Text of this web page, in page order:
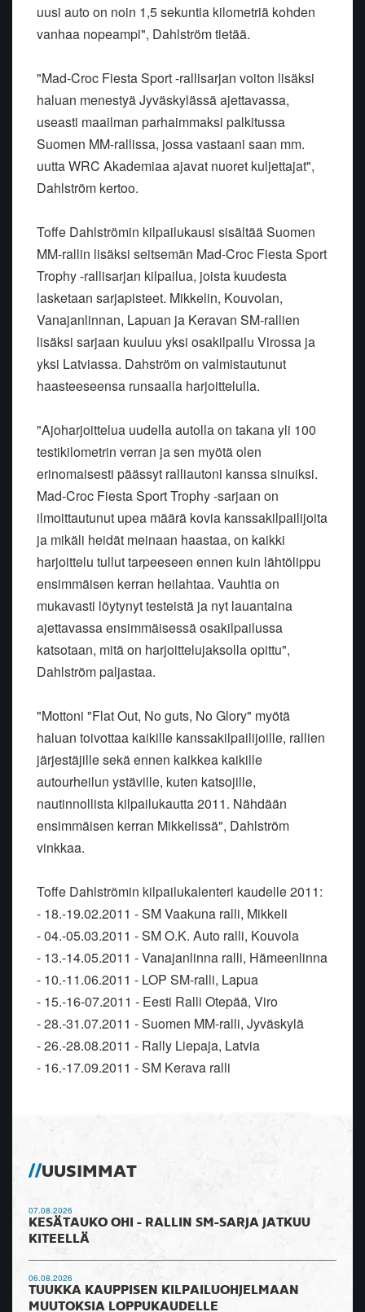
uusi auto on noin 1,5 sekuntia kilometriä kohden
vanhaa nopeampi", Dahlström tietää.
"Mad-Croc Fiesta Sport -rallisarjan voiton lisäksi
haluan menestyä Jyväskylässä ajettavassa,
useasti maailman parhaimmaksi palkitussa
Suomen MM-rallissa, jossa vastaani saan mm.
uutta WRC Akademiaa ajavat nuoret kuljettajat",
Dahlström kertoo.
Toffe Dahlströmin kilpailukausi sisältää Suomen
MM-rallin lisäksi seitsemän Mad-Croc Fiesta Sport
Trophy -rallisarjan kilpailua, joista kuudesta
lasketaan sarjapisteet. Mikkelin, Kouvolan,
Vanajanlinnan, Lapuan ja Keravan SM-rallien
lisäksi sarjaan kuuluu yksi osakilpailu Virossa ja
yksi Latviassa. Dahström on valmistautunut
haasteeseensa runsaalla harjoittelulla.
"Ajoharjoittelua uudella autolla on takana yli 100
testikilometrin verran ja sen myötä olen
erinomaisesti päässyt ralliautoni kanssa sinuiksi.
Mad-Croc Fiesta Sport Trophy -sarjaan on
ilmoittautunut upea määrä kovia kanssakilpailijoita
ja mikäli heidät meinaan haastaa, on kaikki
harjoittelu tullut tarpeeseen ennen kuin lähtölippu
ensimmäisen kerran heilahtaa. Vauhtia on
mukavasti löytynyt testeistä ja nyt lauantaina
ajettavassa ensimmäisessä osakilpailussa
katsotaan, mitä on harjoittelujaksolla opittu",
Dahlström paljastaa.
"Mottoni "Flat Out, No guts, No Glory" myötä
haluan toivottaa kaikille kanssakilpailijoille, rallien
järjestäjille sekä ennen kaikkea kaikille
autourheilun ystäville, kuten katsojille,
nautinnollista kilpailukautta 2011. Nähdään
ensimmäisen kerran Mikkelissä", Dahlström
vinkkaa.
Toffe Dahlströmin kilpailukalenteri kaudelle 2011:
- 18.-19.02.2011 - SM Vaakuna ralli, Mikkeli
- 04.-05.03.2011 - SM O.K. Auto ralli, Kouvola
- 13.-14.05.2011 - Vanajanlinna ralli, Hämeenlinna
- 10.-11.06.2011 - LOP SM-ralli, Lapua
- 15.-16-07.2011 - Eesti Ralli Otepää, Viro
- 28.-31.07.2011 - Suomen MM-ralli, Jyväskylä
- 26.-28.08.2011 - Rally Liepaja, Latvia
- 16.-17.09.2011 - SM Kerava ralli
UUSIMMAT
07.08.2026
KESÄTAUKO OHI - RALLIN SM-SARJA JATKUU
KITEELLÄ
06.08.2026
TUUKKA KAUPPISEN KILPAILUOHJELMAAN
MUUTOKSIA LOPPUKAUDELLE